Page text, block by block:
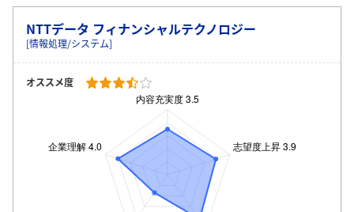
NTTデータ フィナンシャルテクノロジー
[情報処理/システム]
オススメ度